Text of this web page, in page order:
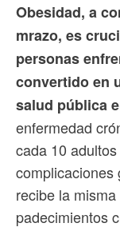
Obesidad, a
mrazo, es
personas
convertido en
salud pública
enfermedad
cada 10
complicaciones
recibe la
padecimientos